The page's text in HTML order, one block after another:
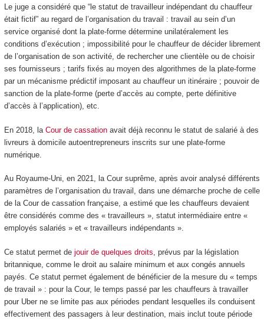
Le juge a considéré que “le statut de travailleur indépendant du chauffeur
était fictif” au regard de l’organisation du travail : travail au sein d’un
service organisé dont la plate-forme détermine unilatéralement les
conditions d’exécution ; impossibilité pour le chauffeur de décider librement
de l’organisation de son activité, de rechercher une clientèle ou de choisir
ses fournisseurs ; tarifs fixés au moyen des algorithmes de la plate-forme
par un mécanisme prédictif imposant au chauffeur un itinéraire ; pouvoir de
sanction de la plate-forme (perte d’accès au compte, perte définitive
d’accès à l’application), etc.
En 2018, la Cour de cassationavait déjà reconnu le statut de salarié à des
livreurs à domicile autoentrepreneurs inscrits sur une plate-forme
numérique.
Au Royaume-Uni, en 2021, la Cour suprême, après avoir analysé différents
paramètres de l’organisation du travail, dans une démarche proche de celle
de la Cour de cassation française, a estimé que les chauffeurs devaient
être considérés comme des « travailleurs », statut intermédiaire entre «
employés salariés » et « travailleurs indépendants ».
Ce statut permet de jouir de quelques droits , prévus par la législation
britannique, comme le droit au salaire minimum et aux congés annuels
payés. Ce statut permet également de bénéficier de la mesure du « temps
de travail » : pour la Cour, le temps passé par les chauffeurs à travailler
pour Uber ne se limite pas aux périodes pendant lesquelles ils conduisent
effectivement des passagers à leur destination, mais inclut toute période